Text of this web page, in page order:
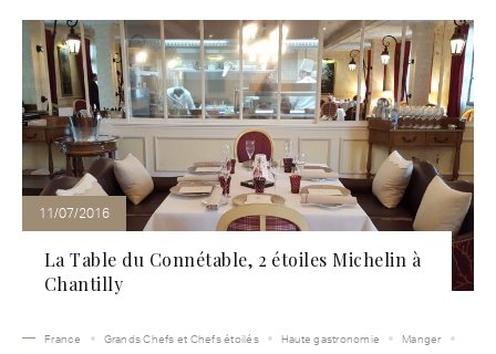
11/07/2016
La Table du Connétable, 2 étoiles Michelin à
Chantilly
France Grands Chefs et Chefs étoilés Haute gastronomie Manger